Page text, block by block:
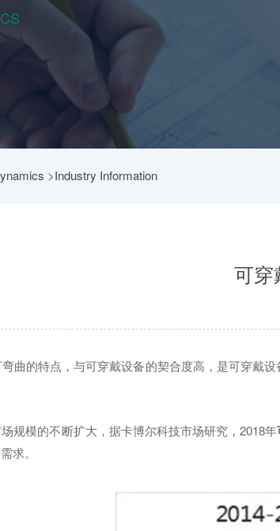
>Industry Information
可穿
曲的特点，与可穿戴设备的契合度高，是可穿戴
规模的不断扩大，据卡博尔科技市场研究，2018年
求。